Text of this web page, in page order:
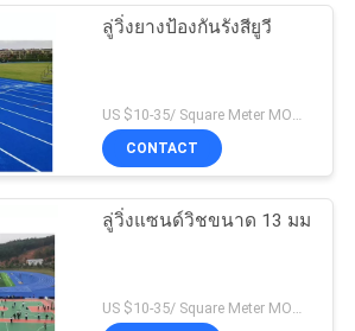
ลู่วิ่งยางป้องกันรังสียูวี
CONTACT
ลู่วิ่งแซนด์วิชขนาด 13 มม